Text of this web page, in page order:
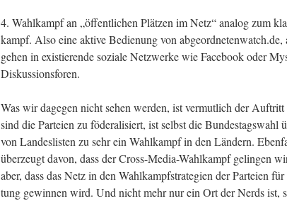
4. Wahl­kampf an „öffent­li­chen Plät­zen im Netz“ ana­log zum
kampf. Also eine akti­ve Bedie­nung von
ge­hen in exis­tie­ren­de sozia­le Netz­wer­ke wie Face­book oder
Diskussionsforen.
Was wir dage­gen nicht sehen wer­den, ist ver­mut­lich der Auf­tritt
sind die Par­tei­en zu föde­ra­li­siert, ist selbst die Bun­des­tags­wahl
von Lan­des­lis­ten zu sehr ein Wahl­kampf in den Län­dern.
über­zeugt davon, dass der Cross-Media-Wahl­kampf gelin­gen
aber, dass das Netz in den Wahl­kampf­stra­te­gien der Par­tei­en
tung gewin­nen wird. Und nicht mehr nur ein Ort der Nerds ist,